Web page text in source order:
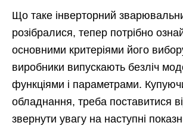
Що таке інверторний
розібралися, тепер потрібно
основними критеріями його
виробники випускають безліч
функціями і параметрами.
обладнання, треба поставитися
звернути увагу на наступні